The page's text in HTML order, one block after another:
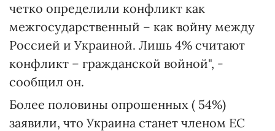
четко определили конфликт как
межгосударственный – как войну между
Россией и Украиной. Лишь 4% считают
конфликт – гражданской войной", -
сообщил он.
Более половины опрошенных ( 54%)
заявили, что Украина станет членом ЕС